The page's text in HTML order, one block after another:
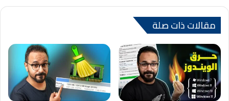
الوي
ب
وك
س
ام
مقالات ذات صلة